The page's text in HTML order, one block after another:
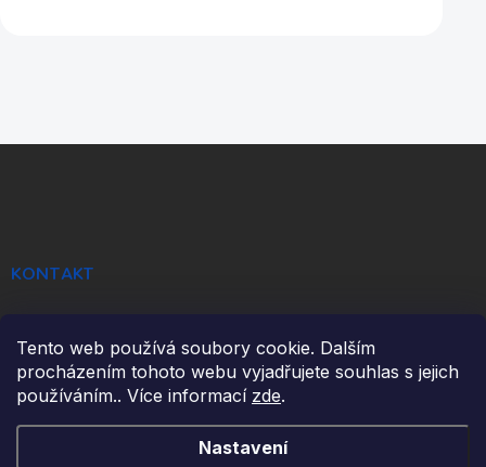
Tento web používá soubory cookie. Dalším
procházením tohoto webu vyjadřujete souhlas s jejich
používáním.. Více informací zde.
Nastavení
KONTAKT
FaceBook